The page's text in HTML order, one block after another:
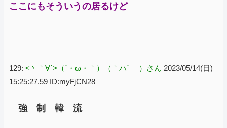
ここにもそういうの居るけど
129: <丶｀∀´>（´・ω・｀）（｀ハ´ ）さん 2023/05/14(日)
15:25:27.59 ID:myFjCN28
強 制 韓 流